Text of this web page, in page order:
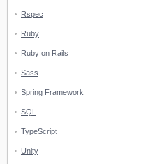
Rspec
Ruby
Ruby on Rails
Sass
Spring Framework
SQL
TypeScript
Unity